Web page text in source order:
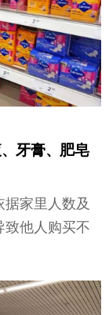
牙膏、肥皂
家里人数及
致他人购买不